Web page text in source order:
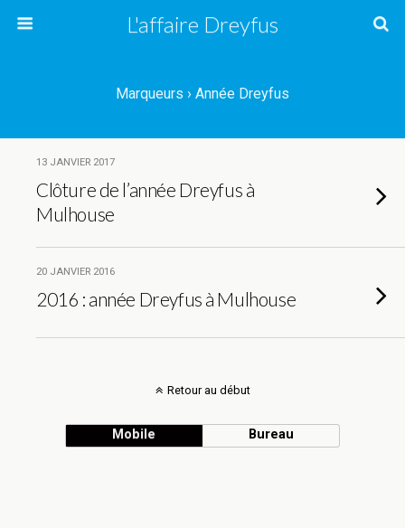
L'affaire Dreyfus
Marqueurs › Année Dreyfus
13 JANVIER 2017
Clôture de l’année Dreyfus à
Mulhouse
20 JANVIER 2016
2016 : année Dreyfus à Mulhouse
Retour au début
Mobile Bureau